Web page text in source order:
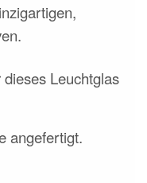
Leuchtglas
angefertigt.